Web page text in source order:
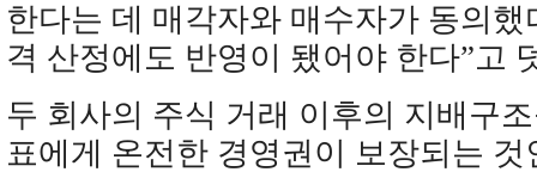
한다는 데 매각자와 매수자가 동의
격 산정에도 반영이 됐어야 한다”고
두 회사의 주식 거래 이후의 지배구
표에게 온전한 경영권이 보장되는